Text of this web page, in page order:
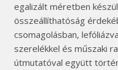
egalizált méretben
összeállíthatóság
csomagolásban,
szerelékkel és műszaki
útmutatóval együtt